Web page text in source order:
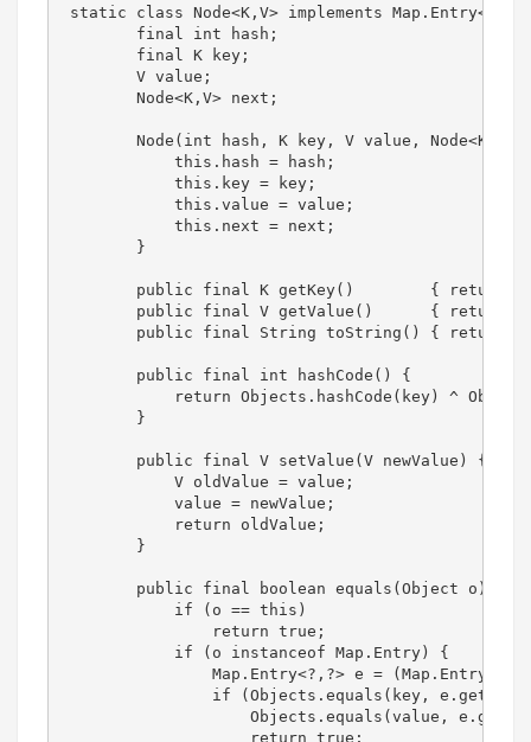
static class Node<K,V> implements
        final int hash;
        final K key;
        V value;
        Node<K,V> next;
Node(int hash, K key, V value, Node<K,V>
            this.hash = hash;
            this.key = key;
            this.value = value;
            this.next = next;
        }
public final K getKey()        { return
public final V getValue()      { return
public final String toString() { return
        public final int hashCode() {
return Objects.hashCode(key) ^
        }
        public final V setValue(V newValue) {
            V oldValue = value;
            value = newValue;
            return oldValue;
        }
        public final boolean equals(Object o) {
            if (o == this)
                return true;
            if (o instanceof Map.Entry) {
Map.Entry<?,?> e =
if (Objects.equals(key,
Objects.equals(value,
                    return true;